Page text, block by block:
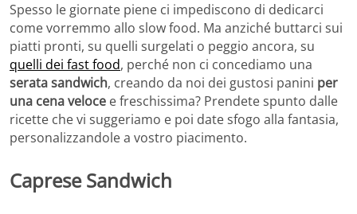
Spesso le giornate piene ci impediscono di dedicarci
come vorremmo allo slow food. Ma anziché buttarci sui
piatti pronti, su quelli surgelati o peggio ancora, su
quelli dei fast food, perché non ci concediamo una
serata sandwich, creando da noi dei gustosi panini per
una cena veloce e freschissima? Prendete spunto dalle
ricette che vi suggeriamo e poi date sfogo alla fantasia,
personalizzandole a vostro piacimento.
Caprese Sandwich